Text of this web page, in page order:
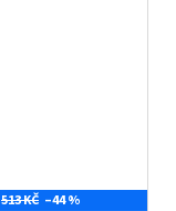
513 KČ –44 %